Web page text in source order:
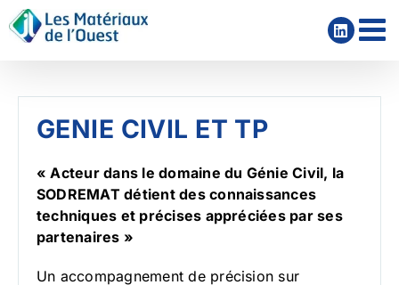
Passer
au
GENIE CIVIL ET TP
« Acteur dans le domaine du Génie Civil, la
SODREMAT détient des connaissances
techniques et précises appréciées par ses
partenaires »
Un accompagnement de précision sur